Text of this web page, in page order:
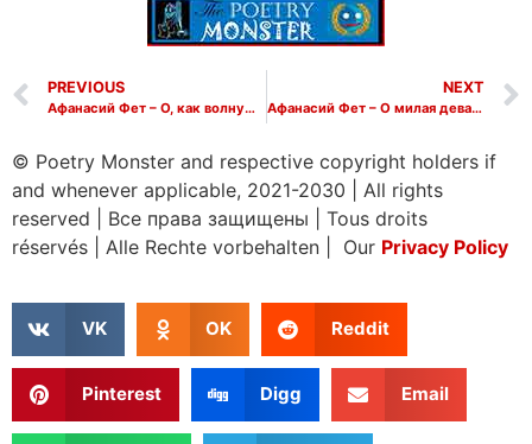
PREVIOUS
Афанасий Фет – О, как волнуюся я мыслию больною
NEXT
Афанасий Фет – О милая дева, к чему нам, к чему говорить
© Poetry Monster and respective copyright holders if
and whenever applicable, 2021-2030
All rights
reserved
Все права защищены
Tous droits
réservés
Alle Rechte vorbehalten | Our Privacy Policy
VK OK Reddit
Pinterest Digg Email